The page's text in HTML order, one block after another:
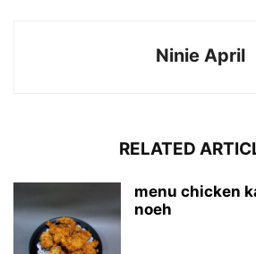
Ninie April
RELATED
menu chicken
noeh